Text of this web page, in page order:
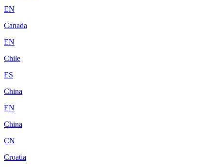
EN
Canada
EN
Chile
ES
China
EN
China
CN
Croatia